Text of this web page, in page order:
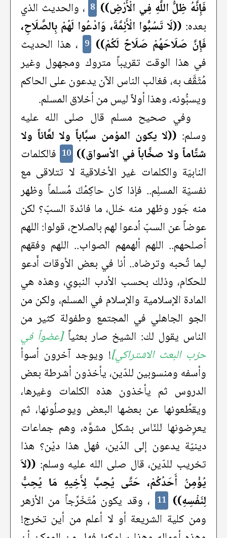
فَإِنَّهُ ظِلُّ اللَّهِ فِي الْأَرْضِ)) 8 ، والحديث الذي
بعده: ((لَا تَسُبُّوا الْأَئِمَّةَ، وَادْعُوا لَهُمْ بِالصَّلَاحِ،
فَإِنَّ صَلَاحَهُمْ صَلَاحٌ لَكُمْ)) 9 ، هذا الحديث
في هذا الوقت تقريباً متروك ومجهول وغير
مُثَقَّف به، فغالب الناس الآن يدعون على الحاكم
ويسبُّونه، وهذا أولاً ليس من أخلاق المسلم.
وفي صحيح مسلم قال صلى الله عليه
وسلم: ((لا يكون المؤمن سبَّاباً ولا لعَّاناً ولا
شتَّاماً ولا صخَّاباً في الأسواق)) 10 فالكلمات
النابيَة والكلمات غير الأخلاقية لا تتلاقى مع
نفسيّة المسلِم.. فإذا كان حاكِمُكَ مُسلماً وظهر
منه جَور وظهر منه خلل، ما فائدة السبّ؟ لكن
عوضاً عن السبّ اُدعوا لهم بالصلاح، قولوا: اللهم
أصلحهم.. اللهم ألهمهم الصواب.. اللهم وفقهم
لـِما تُحبه وترضاه.. أنا في بعض الأوقات أَدعو
للحكام، وذلك بحسب الأدب النبوي، وهذه هي
المادة الإسلامية والإسلام في المسلم، ولكن من
الجو الجاهلي في المجتمع وطفولة كثير من
الناس يقول لك: الشيخ صار بعثياً[عضواً في
حزب البعث الاشتراكي]! ويوجد آخرون أسوأ
وأسفه ومنسوبين للدّين، يأخذون أشرطة بعض
الدروس ثم يأخذون هذه الكلمات وغيرها،
ويقطِّعونها عن بعضها البعض ويوصلُونها، ثم
يعرِضونها للنّاس بشكل مشوَّه، وهم جماعات
دينيّة يدعون إلى الدّين، فهل هذا ديْن؟ هذا
تخريب للدّين، قال صلى الله عليه وسلم: ((لاَ
يُؤْمِنُ أَحَدُكُمْ، حَتَّى يُحِبَّ لِأَخِيهِ مَا يُحِبُّ
لِنَفْسِهِ)) 11 ، وقد يكون مُتَخَرِّجاً من الأزهر
ومن كلية الشريعة أو لا أعلم من أين تخرج!